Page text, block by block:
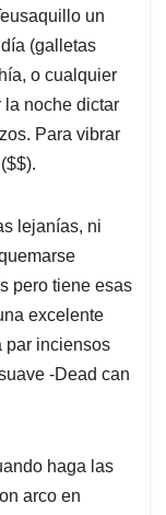
un
(galletas
o cualquier
la noche dictar
Para vibrar
lejanías, ni
pero tiene esas
excelente
par inciensos
-Dead can
haga las
arco en